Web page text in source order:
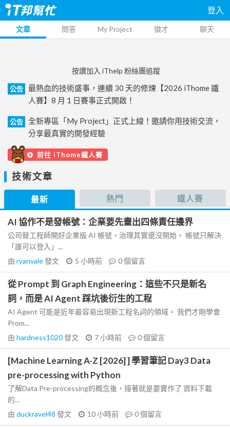
登入
文章 問答 My Project 徵才 聊天
按讚加入 iThelp 粉絲團追蹤
公告
最熱血的技術盛事，連續 30 天的修煉【2026 iThome 鐵
人賽】8 月 1 日賽事正式開啟！
公告
全新專區「My Project」正式上線！邀請你用技術交流，
分享最真實的開發經驗
前往 iThome鐵人賽
技術文章
最新 熱門 鐵人賽
AI 協作不是發帳號：企業要先畫出四條責任邊界
公司替工程師開好企業版 AI 帳號，治理其實還沒開始。 帳號只解決
「誰可以登入」...
由 ryanvale發文 5 小時前 0個留言
從 Prompt 到 Graph Engineering：這些不只是新名
詞，而是 AI Agent 踩坑後衍生的工程
AI Agent 可能是近年最容易出現新工程名詞的領域。 我們才剛學會
Prom...
由 hardness1020發文 7 小時前 0個留言
[Machine Learning A-Z [2026] ] 學習筆記 Day3 Data
pre-processing with Python
了解Data Pre-processing的概念後，接著就是要實作了 資料下載
的...
由 duckravel48 發文 10 小時前 0個留言